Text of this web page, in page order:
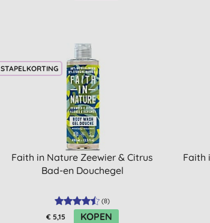
STAPELKORTING
Faith in Nature Zeewier & Citrus
Bad-en Douchegel
(8)
€ 5,15 KOPEN
Faith